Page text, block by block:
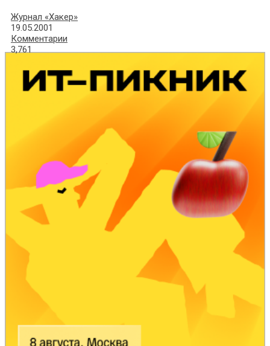
Журнал «Хакер»
19.05.2001
Комментарии
3,761